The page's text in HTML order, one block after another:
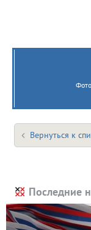
Вернуться к
Последние